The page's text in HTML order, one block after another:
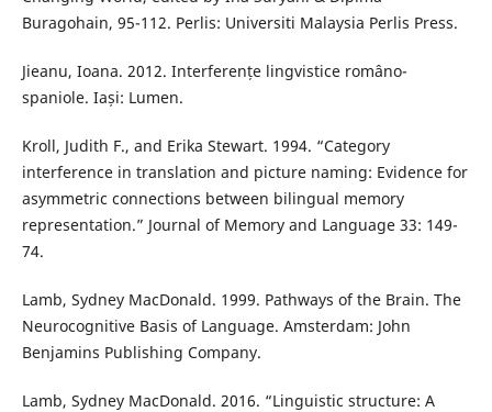
Buragohain, 95-112. Perlis: Universiti Malaysia Perlis Press.
Jieanu, Ioana. 2012. Interferențe lingvistice româno-
spaniole. Iași: Lumen.
Kroll, Judith F., and Erika Stewart. 1994. “Category
interference in translation and picture naming: Evidence for
asymmetric connections between bilingual memory
representation.” Journal of Memory and Language 33: 149-
74.
Lamb, Sydney MacDonald. 1999. Pathways of the Brain. The
Neurocognitive Basis of Language. Amsterdam: John
Benjamins Publishing Company.
Lamb, Sydney MacDonald. 2016. “Linguistic structure: A